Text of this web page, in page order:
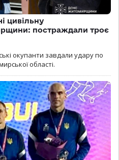
цивільну
постраждали троє
окупанти завдали удару по
області.